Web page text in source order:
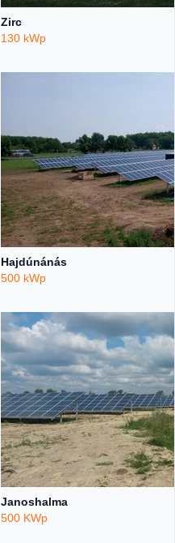
Zirc
130 kWp
Hajdúnánás
500 kWp
Janoshalma
500 KWp